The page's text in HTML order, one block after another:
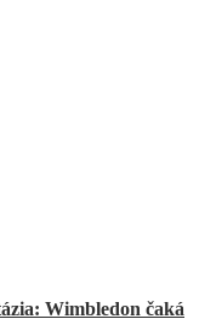
Wimbledon čaká